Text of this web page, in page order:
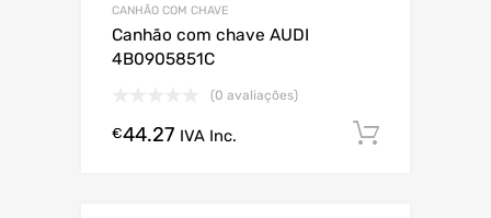
CANHÃO COM CHAVE
Canhão com chave AUDI
4B0905851C
(0 avaliações)
€44.27 IVA Inc.